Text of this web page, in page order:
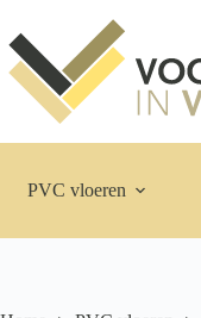
naar
de
inhoud
PVC vloeren